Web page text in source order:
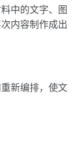
中的文字、图
内容制作成出
新编排，使文